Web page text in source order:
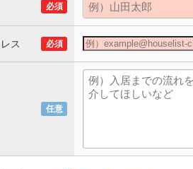
必須
ス 必須
任意